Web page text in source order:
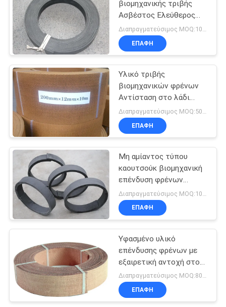
επένδυσης φρένων
Βιομηχανική
επένδυση φρένων
Στόλισμα
δαχτυλιδιών με
σφραγιδόλιθο
10
βιομηχανικής τριβής
Ασβέστος Ελεύθερος
φρένο επένδυση
κυλίνδρος
ΕΠΑΦΉ
Υλικό τριβής
βιομηχανικών φρένων
Αντίσταση στο λάδι
Υλικό φύλλου υψηλής
τριβής
ΕΠΑΦΉ
Μη αμίαντος τύπου
καουτσούκ βιομηχανική
επένδυση φρένων
απαλλαγμένη από
αμίαντο επένδυση
φρένων
ΕΠΑΦΉ
Υφασμένο υλικό
επένδυσης φρένων με
εξαιρετική αντοχή στο
λάδι
Διαπραγματεύσιμος MOQ:800 κλ
ΕΠΑΦΉ